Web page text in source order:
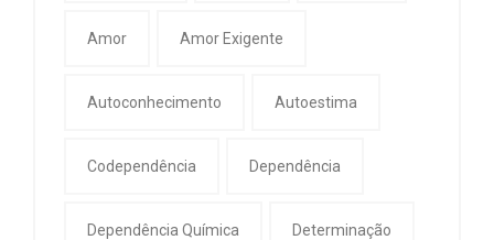
Amor Amor Exigente
Autoconhecimento Autoestima
Codependência Dependência
Dependência Química Determinação